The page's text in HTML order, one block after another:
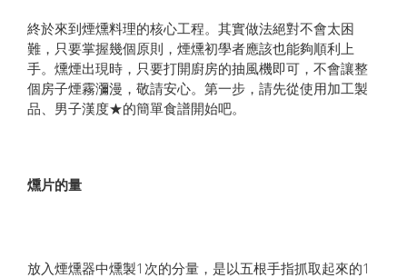
終於來到煙燻料理的核心工程。其實做法絕對不會太困
難，只要掌握幾個原則，煙燻初學者應該也能夠順利上
手。燻煙出現時，只要打開廚房的抽風機即可，不會讓整
個房子煙霧瀰漫，敬請安心。第一步，請先從使用加工製
品、男子漢度★的簡單食譜開始吧。
燻片的量
放入煙燻器中燻製1次的分量，是以五根手指抓取起來的1